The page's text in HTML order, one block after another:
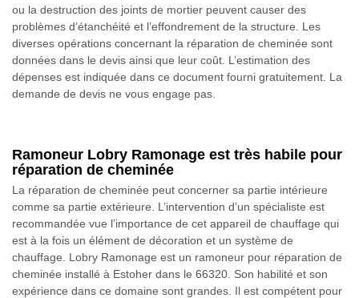
ou la destruction des joints de mortier peuvent causer des
problèmes d’étanchéité et l’effondrement de la structure. Les
diverses opérations concernant la réparation de cheminée sont
données dans le devis ainsi que leur coût. L’estimation des
dépenses est indiquée dans ce document fourni gratuitement. La
demande de devis ne vous engage pas.
Ramoneur Lobry Ramonage est très habile pour
réparation de cheminée
La réparation de cheminée peut concerner sa partie intérieure
comme sa partie extérieure. L’intervention d’un spécialiste est
recommandée vue l’importance de cet appareil de chauffage qui
est à la fois un élément de décoration et un système de
chauffage. Lobry Ramonage est un ramoneur pour réparation de
cheminée installé à Estoher dans le 66320. Son habilité et son
expérience dans ce domaine sont grandes. Il est compétent pour